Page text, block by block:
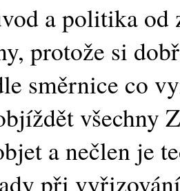
a politika od
protože si
směrnice co
všechny
a nečlen je
při